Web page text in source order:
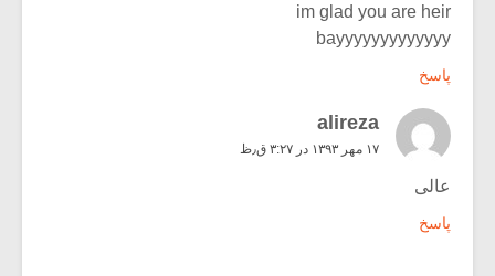
im glad you are heir
bayyyyyyyyyyyyy
پاسخ
alireza
۱۷ مهر ۱۳۹۳ در ۳:۲۷ ق٫ظ
عالی
پاسخ